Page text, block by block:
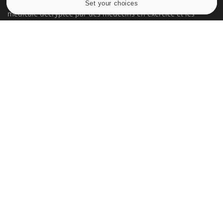
médicale decryptée par des médecins en exercice et les
Set your choices